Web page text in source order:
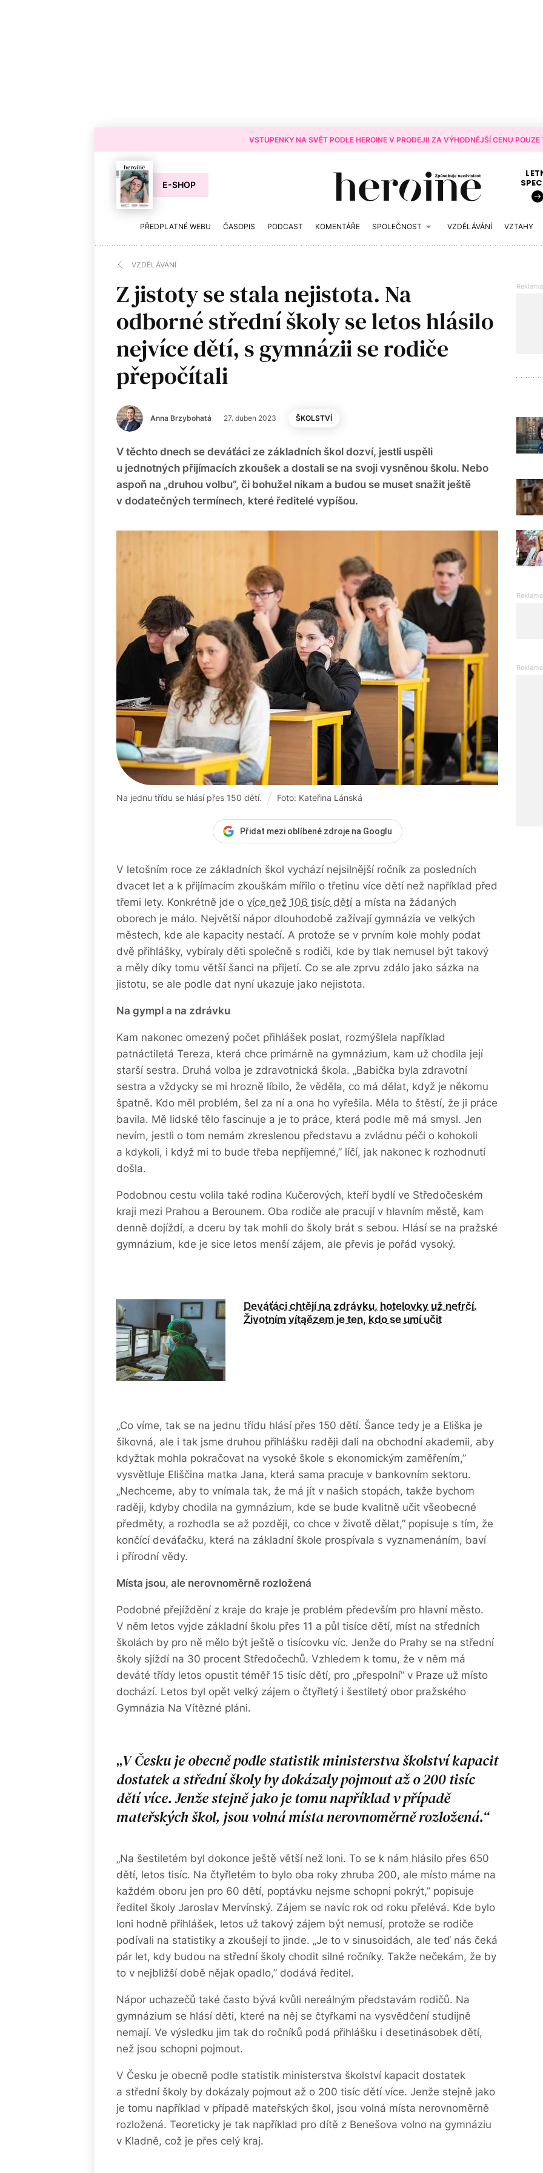
VSTUPENKY NA SVĚT PODLE HEROINE V PRODEJI! ZA VÝHODNĚJŠÍ CENU
E-SHOP
PŘEDPLATNÉ WEBU ČASOPIS PODCAST KOMENTÁŘE SPOLEČNOST VZDĚLÁVÁNÍ VZTAHY
VZDĚLÁVÁNÍ
Z jistoty se stala nejistota. Na
odborné střední školy se letos hlásilo
nejvíce dětí, s gymnázii se rodiče
přepočítali
Anna Brzybohatá 27. duben 2023 ŠKOLSTVÍ
V těchto dnech se deváťáci ze základních škol dozví, jestli uspěli
u jednotných přijímacích zkoušek a dostali se na svoji vysněnou školu. Nebo
aspoň na „druhou volbu”, či bohužel nikam a budou se muset snažit ještě
v dodatečných termínech, které ředitelé vypíšou.
Na jednu třídu se hlásí přes 150 dětí. Foto: Kateřina Lánská
Přidat mezi oblíbené zdroje na Googlu
V letošním roce ze základních škol vychází nejsilnější ročník za posledních
dvacet let a k přijímacím zkouškám mířilo o třetinu více dětí než například před
třemi lety. Konkrétně jde o více než 106 tisíc dětí a místa na žádaných
oborech je málo. Největší nápor dlouhodobě zažívají gymnázia ve velkých
městech, kde ale kapacity nestačí. A protože se v prvním kole mohly podat
dvě přihlášky, vybíraly děti společně s rodiči, kde by tlak nemusel být takový
a měly díky tomu větší šanci na přijetí. Co se ale zprvu zdálo jako sázka na
jistotu, se ale podle dat nyní ukazuje jako nejistota.
Na gympl a na zdrávku
Kam nakonec omezený počet přihlášek poslat, rozmýšlela například
patnáctiletá Tereza, která chce primárně na gymnázium, kam už chodila její
starší sestra. Druhá volba je zdravotnická škola. „Babička byla zdravotní
sestra a vždycky se mi hrozně líbilo, že věděla, co má dělat, když je někomu
špatně. Kdo měl problém, šel za ní a ona ho vyřešila. Měla to štěstí, že ji práce
bavila. Mě lidské tělo fascinuje a je to práce, která podle mě má smysl. Jen
nevím, jestli o tom nemám zkreslenou představu a zvládnu péči o kohokoli
a kdykoli, i když mi to bude třeba nepříjemné,” líčí, jak nakonec k rozhodnutí
došla.
Podobnou cestu volila také rodina Kučerových, kteří bydlí ve Středočeském
kraji mezi Prahou a Berounem. Oba rodiče ale pracují v hlavním městě, kam
denně dojíždí, a dceru by tak mohli do školy brát s sebou. Hlásí se na pražské
gymnázium, kde je sice letos menší zájem, ale převis je pořád vysoký.
Deváťáci chtějí na zdrávku, hotelovky už nefrčí.
Životním vítąězem je ten, kdo se umí učit
„Co víme, tak se na jednu třídu hlásí přes 150 dětí. Šance tedy je a Eliška je
šikovná, ale i tak jsme druhou přihlášku raději dali na obchodní akademii, aby
kdyžtak mohla pokračovat na vysoké škole s ekonomickým zaměřením,”
vysvětluje Eliščina matka Jana, která sama pracuje v bankovním sektoru.
„Nechceme, aby to vnímala tak, že má jít v našich stopách, takže bychom
raději, kdyby chodila na gymnázium, kde se bude kvalitně učit všeobecné
předměty, a rozhodla se až později, co chce v životě dělat,” popisuje s tím, že
končící deváťačku, která na základní škole prospívala s vyznamenáním, baví
i přírodní vědy.
Místa jsou, ale nerovnoměrně rozložená
Podobné přejíždění z kraje do kraje je problém především pro hlavní město.
V něm letos vyjde základní školu přes 11 a půl tisíce dětí, míst na středních
školách by pro ně mělo být ještě o tisícovku víc. Jenže do Prahy se na střední
školy sjíždí na 30 procent Středočechů. Vzhledem k tomu, že v něm má
deváté třídy letos opustit téměř 15 tisíc dětí, pro „přespolní” v Praze už místo
dochází. Letos byl opět velký zájem o čtyřletý i šestiletý obor pražského
Gymnázia Na Vítězné pláni.
V Česku je obecně podle statistik ministerstva školství kapacit
dostatek a střední školy by dokázaly pojmout až o 200 tisíc
dětí více. Jenže stejně jako je tomu například v případě
mateřských škol, jsou volná místa nerovnoměrně rozložená.
„Na šestiletém byl dokonce ještě větší než loni. To se k nám hlásilo přes 650
dětí, letos tisíc. Na čtyřletém to bylo oba roky zhruba 200, ale místo máme na
každém oboru jen pro 60 dětí, poptávku nejsme schopni pokrýt,” popisuje
ředitel školy Jaroslav Mervínský. Zájem se navíc rok od roku přelévá. Kde bylo
loni hodně přihlášek, letos už takový zájem být nemusí, protože se rodiče
podívali na statistiky a zkoušejí to jinde. „Je to v sinusoidách, ale teď nás čeká
pár let, kdy budou na střední školy chodit silné ročníky. Takže nečekám, že by
to v nejbližší době nějak opadlo,” dodává ředitel.
Nápor uchazečů také často bývá kvůli nereálným představám rodičů. Na
gymnázium se hlásí děti, které na něj se čtyřkami na vysvědčení studijně
nemají. Ve výsledku jim tak do ročníků podá přihlášku i desetinásobek dětí,
než jsou schopni pojmout.
V Česku je obecně podle statistik ministerstva školství kapacit dostatek
a střední školy by dokázaly pojmout až o 200 tisíc dětí více. Jenže stejně jako
je tomu například v případě mateřských škol, jsou volná místa nerovnoměrně
rozložená. Teoreticky je tak například pro dítě z Benešova volno na gymnáziu
v Kladně, což je přes celý kraj.